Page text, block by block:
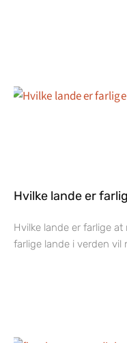
Hvilke lande er
Hvilke lande er farlige at
farlige lande i verden vil